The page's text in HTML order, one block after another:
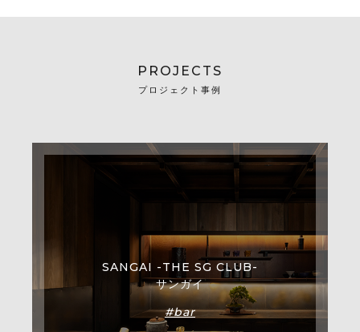
PROJECTS
プロジェクト事例
SANGAI -THE SG CLUB-
サンガイ
#bar